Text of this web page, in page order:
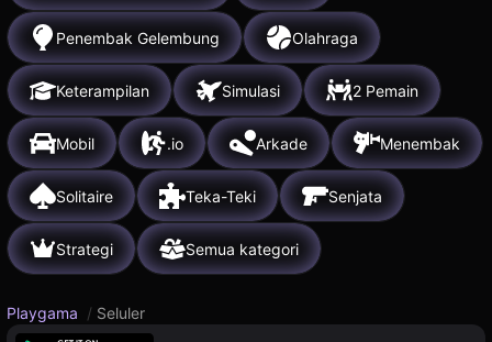
Penembak Gelembung Olahraga
Keterampilan Simulasi 2 Pemain
Mobil .io Arkade Menembak
Solitaire Teka-Teki Senjata
Strategi Semua kategori
Playgama / Seluler